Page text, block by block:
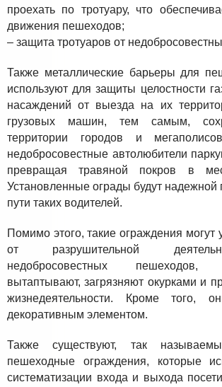
проехать по тротуару, что
движения пешеходов;
– защита тротуаров от
Также металлические барьеры для
используют для защиты целостности
насаждений от выезда на их
грузовых машин, тем самым,
территории городов и
недобросовестные автолюбители
превращая травяной покров в
Установленные ограды будут надежной
пути таких водителей.
Помимо этого, такие ограждения могут
от разрушительной
недобросовестных
вытаптывают, загрязняют окурками и
жизнедеятельности. Кроме того,
декоративным элементом.
Также существуют, так
пешеходные ограждения, которые
систематизации входа и выхода